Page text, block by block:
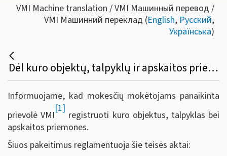
VMI Machine translation / VMI Машинный перевод /
VMI Машинний переклад (English, Русский,
Українська)
Dėl kuro objektų, talpyklų ir apskaitos priemonių registravimo funkcijos panaikinimo
Informuojame, kad mokesčių mokėtojams panaikinta
prievolė VMI
[1]
registruoti kuro objektus, talpyklas bei
apskaitos priemones.
Šiuos pakeitimus reglamentuoja šie teisės aktai: